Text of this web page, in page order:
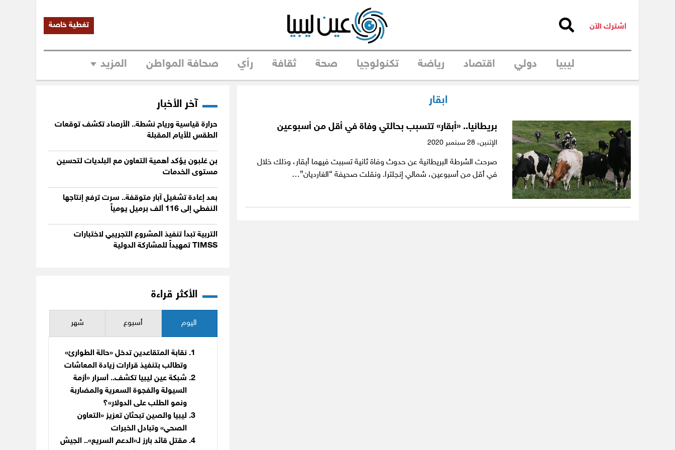
اشترك الآن تغطية خاصة
ليبيا دولي اقتصاد رياضة تكنولوجيا صحة ثقافة رأي صحافة المواطن المزيد
ابقار
بريطانيا.. «أبقار» تتسبب بحالتي وفاة في أقل من أسبوعين
الإثنين،
صرحت الشرطة البريطانية عن حدوث وفاة ثانية تسببت فيهما أبقار، وذلك خلال
في أقل من أسبوعين، شمالي إنجلترا. ونقلت صحيفة “الغارديان”…
آخر الأخبار
حرارة قياسية ورياح نشطة.. الأرصاد تكشف توقعات
الطقس للأيام المقبلة
بن غلبون يؤكد أهمية التعاون مع البلديات لتحسين
مستوى الخدمات
بعد إعادة تشغيل آبار متوقفة.. سرت ترفع إنتاجها
النفطي إلى 116 ألف برميل يومياً
التربية تبدأ تنفيذ المشروع التجريبي لاختبارات
TIMSS تمهيداً للمشاركة الدولية
الأكثر قراءة
اليوم أسبوع شهر
نقابة المتقاعدين تدخل «حالة الطوارئ»
وتطالب بتنفيذ قرارات زيادة المعاشات
شبكة عين ليبيا تكشف.. أسرار «أزمة
السيولة والفجوة السعرية والمضاربة
ونمو الطلب على الدولار»؟
ليبيا والصين تبحثان تعزيز «التعاون
الصحي» وتبادل الخبرات
مقتل قائد بارز لـ«الدعم السريع».. الجيش